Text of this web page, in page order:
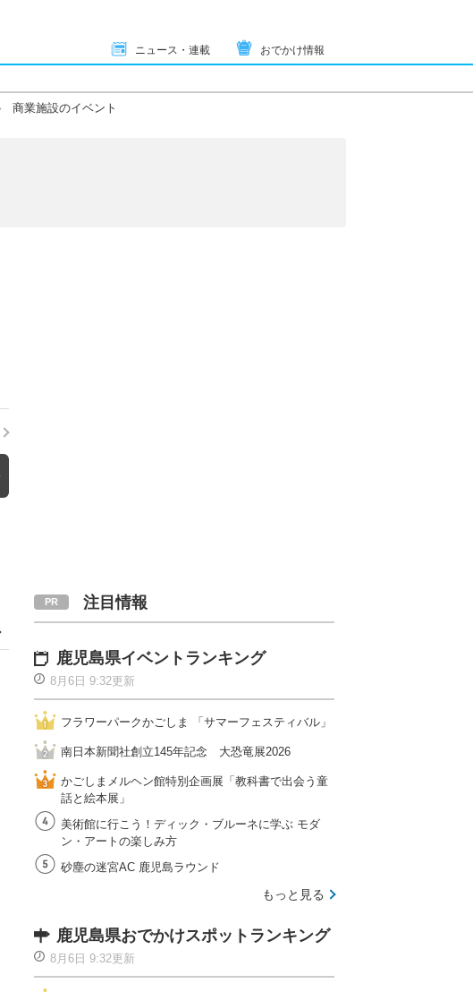
ニュース・連載 おでかけ情報
商業施設のイベント
注目情報
鹿児島県イベントランキング
8月6日 9:32更新
フラワーパークかごしま 「サマーフェスティバル」
南日本新聞社創立145年記念 大恐竜展2026
かごしまメルヘン館特別企画展「教科書で出会う童
話と絵本展」
美術館に行こう！ディック・ブルーネに学ぶ モダ
ン・アートの楽しみ方
砂塵の迷宮AC 鹿児島ラウンド
もっと見る
鹿児島県おでかけスポットランキング
8月6日 9:32更新